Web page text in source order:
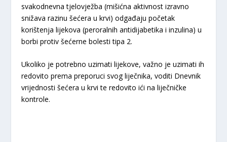
svakodnevna tjelovježba (mišićna aktivnost izravno
snižava razinu šećera u krvi) odgađaju početak
korištenja lijekova (peroralnih antidijabetika i inzulina) u
borbi protiv šećerne bolesti tipa 2.
Ukoliko je potrebno uzimati lijekove, važno je uzimati ih
redovito prema preporuci svog liječnika, voditi Dnevnik
vrijednosti šećera u krvi te redovito ići na liječničke
kontrole.